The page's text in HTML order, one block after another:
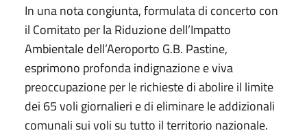
In una nota congiunta, formulata di concerto con
il Comitato per la Riduzione dell’Impatto
Ambientale dell’Aeroporto G.B. Pastine,
esprimono profonda indignazione e viva
preoccupazione per le richieste di abolire il limite
dei 65 voli giornalieri e di eliminare le addizionali
comunali sui voli su tutto il territorio nazionale.